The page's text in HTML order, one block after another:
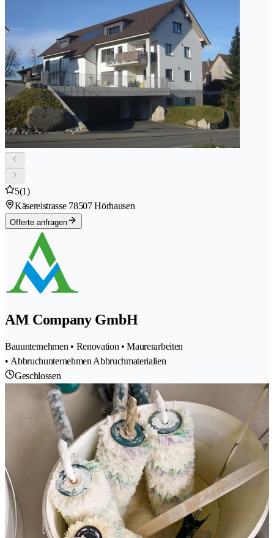
5(1)
Käsereistrasse 78507 Hörhausen
Offerte anfragen
AM Company GmbH
Bauunternehmen • Renovation • Maurerarbeiten
• Abbruchunternehmen Abbruchmaterialien
Geschlossen